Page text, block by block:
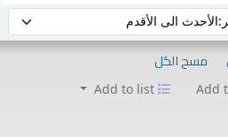
مسح الكل
Add to list